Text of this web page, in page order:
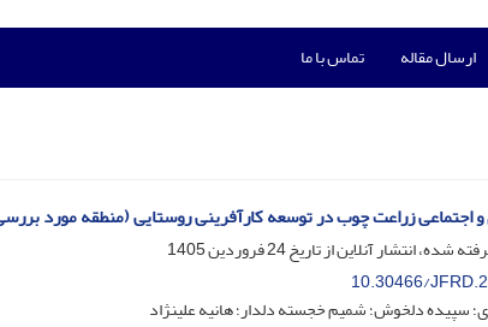
ارسال مقاله تماس با ما
زراعت چوب در توسعه کارآفرینی روستایی (منطقه مورد
شده، انتشار آنلاین از تاریخ24 فروردین 1405
10.30466/
سپیده دلخوش؛ شمیم خجسته دلدار؛ هانیه علینژاد